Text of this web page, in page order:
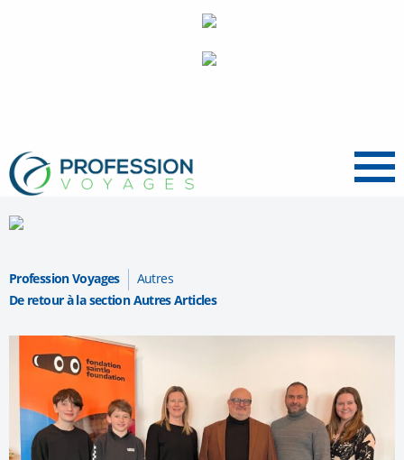
Menu
Profession Voyages
Autres
De retour à la section Autres Articles